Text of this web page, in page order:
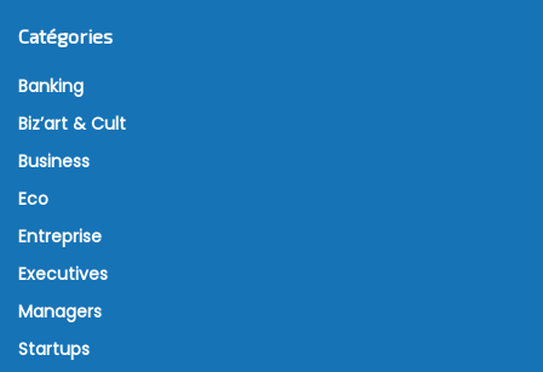
Catégories
Banking
Biz’art & Cult
Business
Eco
Entreprise
Executives
Managers
Startups